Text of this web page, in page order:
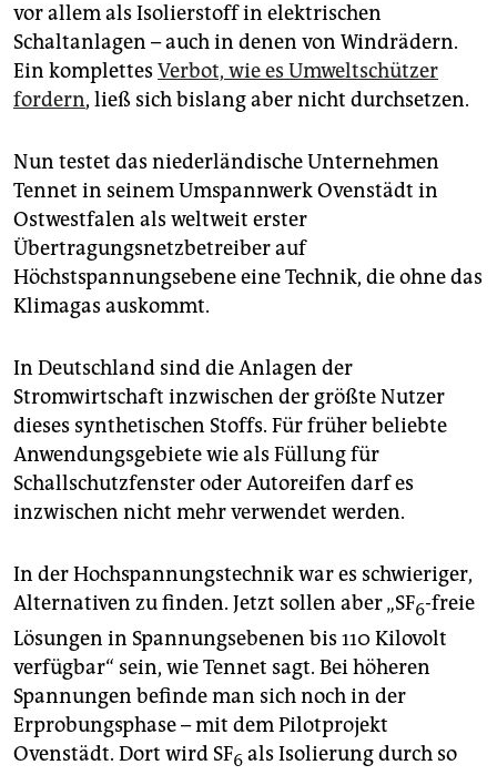
vor allem als Isolierstoff in elektrischen
Schaltanlagen – auch in denen von Windrädern.
Ein komplettes Verbot, wie es Umweltschützer
fordern, ließ sich bislang aber nicht durchsetzen.
Nun testet das niederländische Unternehmen
Tennet in seinem Umspannwerk Ovenstädt in
Ostwestfalen als weltweit erster
Übertragungsnetzbetreiber auf
Höchstspannungsebene eine Technik, die ohne das
Klimagas auskommt.
In Deutschland sind die Anlagen der
Stromwirtschaft inzwischen der größte Nutzer
dieses synthetischen Stoffs. Für früher beliebte
Anwendungsgebiete wie als Füllung für
Schallschutzfenster oder Autoreifen darf es
inzwischen nicht mehr verwendet werden.
In der Hochspannungstechnik war es schwieriger,
Alternativen zu finden. Jetzt sollen aber „SF6-freie
Lösungen in Spannungsebenen bis 110 Kilovolt
verfügbar“ sein, wie Tennet sagt. Bei höheren
Spannungen befinde man sich noch in der
Erprobungsphase – mit dem Pilotprojekt
Ovenstädt. Dort wird SF6 als Isolierung durch so